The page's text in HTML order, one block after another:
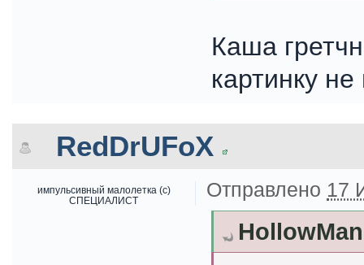
Каша
картинку
RedDrUFoX
импульсивный малолетка (с)
СПЕЦИАЛИСТ
Отправлено 17